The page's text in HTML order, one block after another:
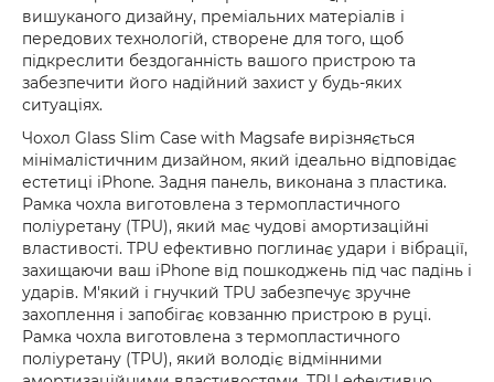
вишуканого дизайну, преміальних матеріалів і
передових технологій, створене для того, щоб
підкреслити бездоганність вашого пристрою та
забезпечити його надійний захист у будь-яких
ситуаціях.
Чохол Glass Slim Case with Magsafe вирізняється
мінімалістичним дизайном, який ідеально відповідає
естетиці iPhone. Задня панель, виконана з пластика.
Рамка чохла виготовлена з термопластичного
поліуретану (TPU), який має чудові амортизаційні
властивості. TPU ефективно поглинає удари і вібрації,
захищаючи ваш iPhone від пошкоджень під час падінь і
ударів. М'який і гнучкий TPU забезпечує зручне
захоплення і запобігає ковзанню пристрою в руці.
Рамка чохла виготовлена з термопластичного
поліуретану (TPU), який володіє відмінними